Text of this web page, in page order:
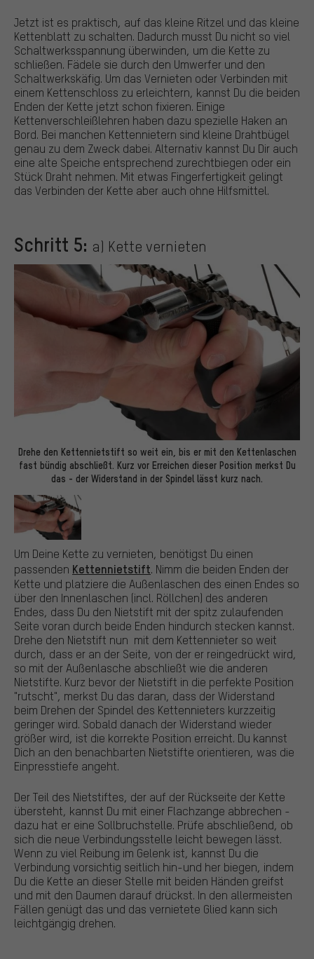
Jetzt ist es praktisch, auf das kleine Ritzel und das kleine
Kettenblatt zu schalten. Dadurch musst Du nicht so viel
Schaltwerksspannung überwinden, um die Kette zu
schließen. Fädele sie durch den Umwerfer und den
Schaltwerkskäfig. Um das Vernieten oder Verbinden mit
einem Kettenschloss zu erleichtern, kannst Du die beiden
Enden der Kette jetzt schon fixieren. Einige
Kettenverschleißlehren haben dazu spezielle Haken an
Bord. Bei manchen Kettennietern sind kleine Drahtbügel
genau zu dem Zweck dabei. Alternativ kannst Du Dir auch
eine alte Speiche entsprechend zurechtbiegen oder ein
Stück Draht nehmen. Mit etwas Fingerfertigkeit gelingt
das Verbinden der Kette aber auch ohne Hilfsmittel.
Schritt 5: a) Kette vernieten
Drehe den Kettennietstift so weit ein, bis er mit den Kettenlaschen
fast bündig abschließt. Kurz vor Erreichen dieser Position merkst Du
das - der Widerstand in der Spindel lässt kurz nach.
Um Deine Kette zu vernieten, benötigst Du einen
passenden Kettennietstift. Nimm die beiden Enden der
Kette und platziere die Außenlaschen des einen Endes so
über den Innenlaschen (incl. Röllchen) des anderen
Endes, dass Du den Nietstift mit der spitz zulaufenden
Seite voran durch beide Enden hindurch stecken kannst.
Drehe den Nietstift nun mit dem Kettennieter so weit
durch, dass er an der Seite, von der er reingedrückt wird,
so mit der Außenlasche abschließt wie die anderen
Nietstifte. Kurz bevor der Nietstift in die perfekte Position
"rutscht", merkst Du das daran, dass der Widerstand
beim Drehen der Spindel des Kettennieters kurzzeitig
geringer wird. Sobald danach der Widerstand wieder
größer wird, ist die korrekte Position erreicht. Du kannst
Dich an den benachbarten Nietstifte orientieren, was die
Einpresstiefe angeht.
Der Teil des Nietstiftes, der auf der Rückseite der Kette
übersteht, kannst Du mit einer Flachzange abbrechen -
dazu hat er eine Sollbruchstelle. Prüfe abschließend, ob
sich die neue Verbindungsstelle leicht bewegen lässt.
Wenn zu viel Reibung im Gelenk ist, kannst Du die
Verbindung vorsichtig seitlich hin-und her biegen, indem
Du die Kette an dieser Stelle mit beiden Händen greifst
und mit den Daumen darauf drückst. In den allermeisten
Fällen genügt das und das vernietete Glied kann sich
leichtgängig drehen.